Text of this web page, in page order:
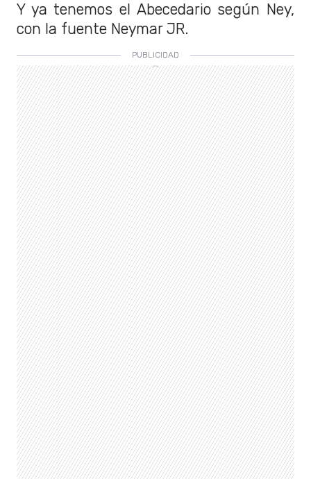
Y ya tenemos el Abecedario según Ney,
con la fuente Neymar JR.